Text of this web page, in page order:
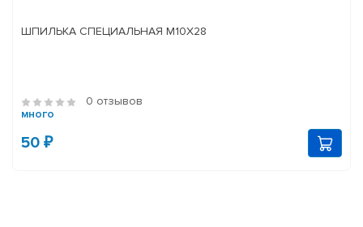
ШПИЛЬКА СПЕЦИАЛЬНАЯ М10Х28
0 отзывов
много
50 ₽